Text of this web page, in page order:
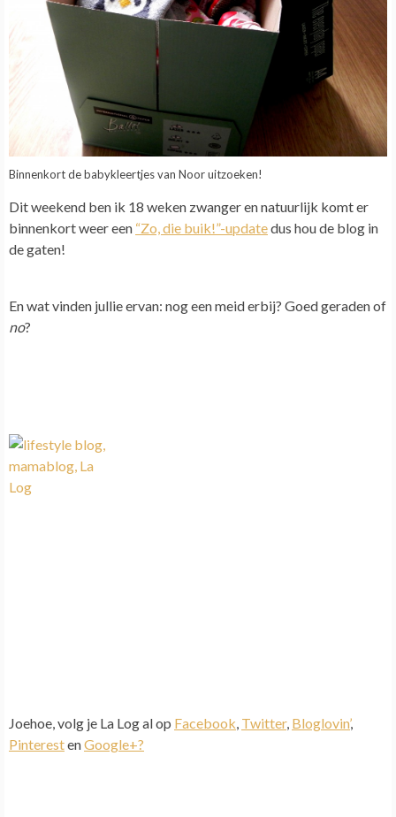
Binnenkort de babykleertjes van Noor uitzoeken!
Dit weekend ben ik 18 weken zwanger en natuurlijk komt er
binnenkort weer een “Zo, die buik!”-updatedus hou de blog in
de gaten!
En wat vinden jullie ervan: nog een meid erbij? Goed geraden of
no?
Joehoe, volg je La Log al op Facebook Twitter, Bloglovin’,
PinterestenGoogle+?